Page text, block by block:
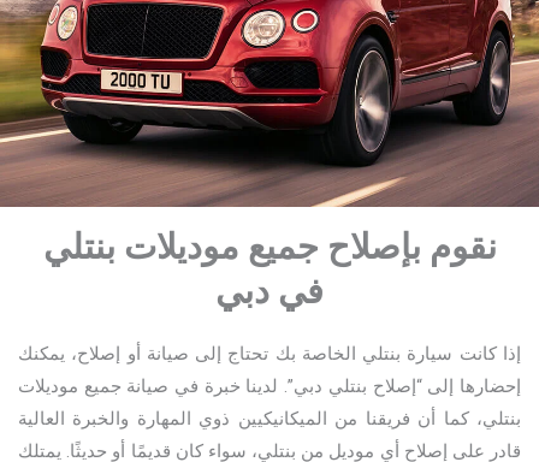
نقوم بإصلاح جميع موديلات بنتلي
في دبي
إذا كانت سيارة بنتلي الخاصة بك تحتاج إلى صيانة أو إصلاح، يمكنك
إحضارها إلى “إصلاح بنتلي دبي”. لدينا خبرة في صيانة جميع موديلات
بنتلي، كما أن فريقنا من الميكانيكيين ذوي المهارة والخبرة العالية
قادر على إصلاح أي موديل من بنتلي، سواء كان قديمًا أو حديثًا. يمتلك